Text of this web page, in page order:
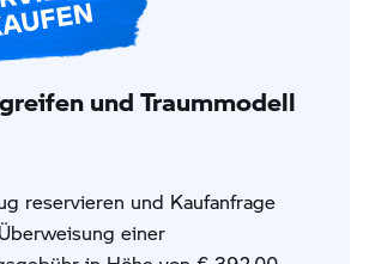
und Traummodell
reservieren und Kaufanfrage
einer